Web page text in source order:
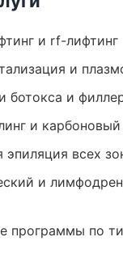
и rf-лифтинг
и
ботокса и
и карбоновый
эпиляция всех
и
программы по